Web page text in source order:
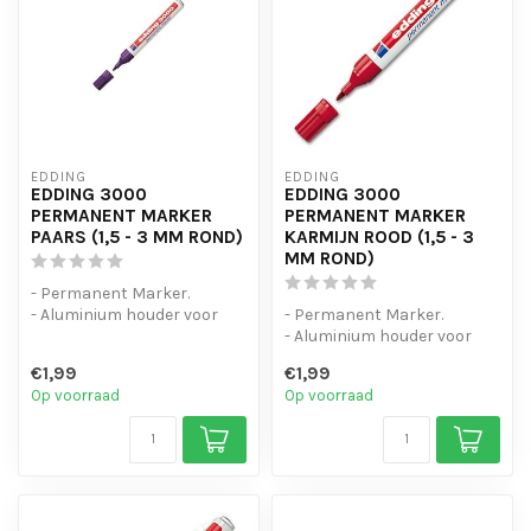
EDDING
EDDING 3000
PERMANENT MARKER
PAARS (1,5 - 3 MM ROND)
- Permanent Marker.
- Aluminium houder voor
€1,99
Op voorraad
EDDING
EDDING 3000
PERMANENT MARKER
KARMIJN ROOD (1,5 - 3
MM ROND)
- Permanent Marker.
- Aluminium houder voor
- Zelfs natte e...
€1,99
Op voorraad